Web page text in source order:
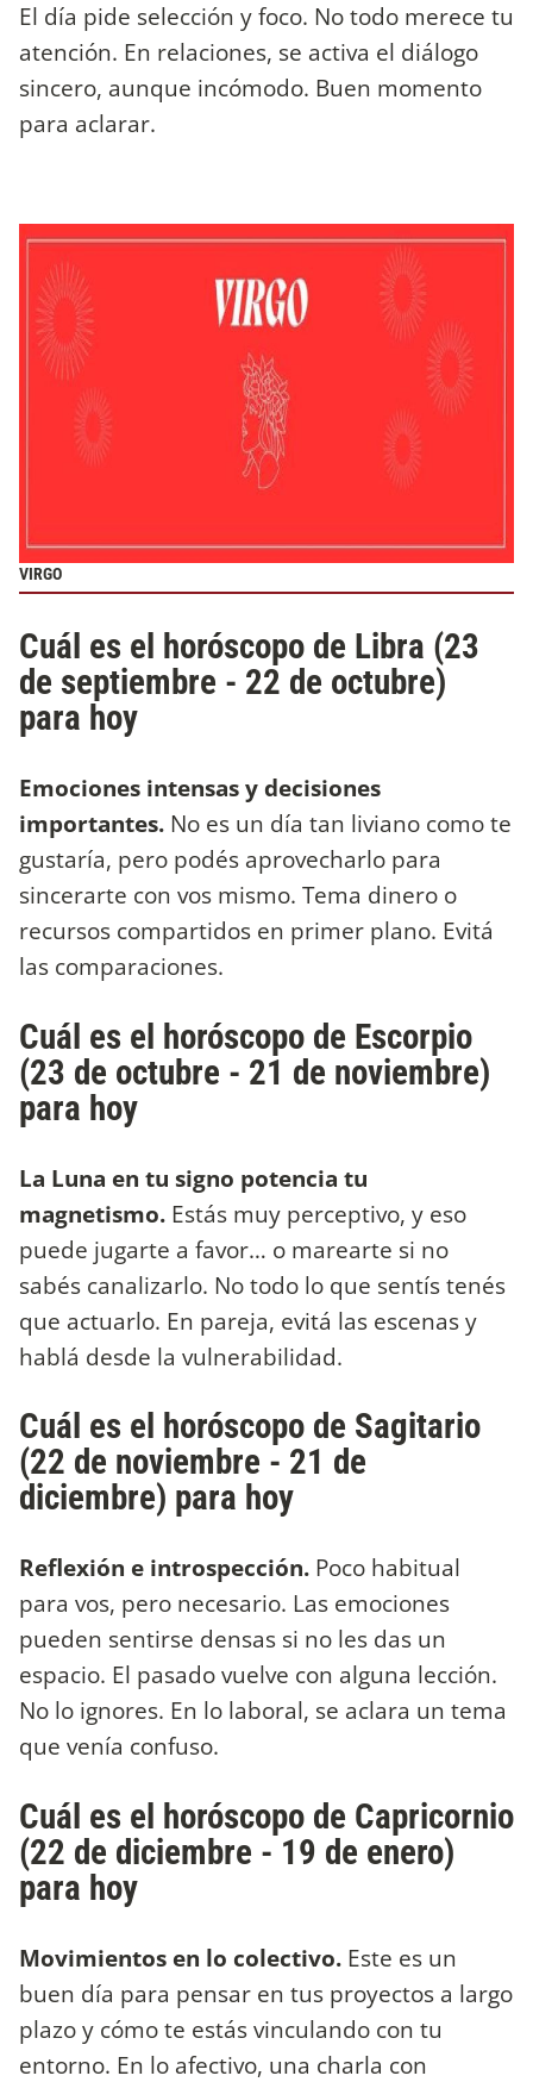
El día pide selección y foco. No todo merece tu
atención. En relaciones, se activa el diálogo
sincero, aunque incómodo. Buen momento
para aclarar.
VIRGO
Cuál es el horóscopo de Libra (23
de septiembre - 22 de octubre)
para hoy
Emociones intensas y decisiones
importantes. No es un día tan liviano como te
gustaría, pero podés aprovecharlo para
sincerarte con vos mismo. Tema dinero o
recursos compartidos en primer plano. Evitá
las comparaciones.
Cuál es el horóscopo de Escorpio
(23 de octubre - 21 de noviembre)
para hoy
La Luna en tu signo potencia tu
magnetismo. Estás muy perceptivo, y eso
puede jugarte a favor… o marearte si no
sabés canalizarlo. No todo lo que sentís tenés
que actuarlo. En pareja, evitá las escenas y
hablá desde la vulnerabilidad.
Cuál es el horóscopo de Sagitario
(22 de noviembre - 21 de
diciembre) para hoy
Reflexión e introspección. Poco habitual
para vos, pero necesario. Las emociones
pueden sentirse densas si no les das un
espacio. El pasado vuelve con alguna lección.
No lo ignores. En lo laboral, se aclara un tema
que venía confuso.
Cuál es el horóscopo de Capricornio
(22 de diciembre - 19 de enero)
para hoy
Movimientos en lo colectivo. Este es un
buen día para pensar en tus proyectos a largo
plazo y cómo te estás vinculando con tu
entorno. En lo afectivo, una charla con